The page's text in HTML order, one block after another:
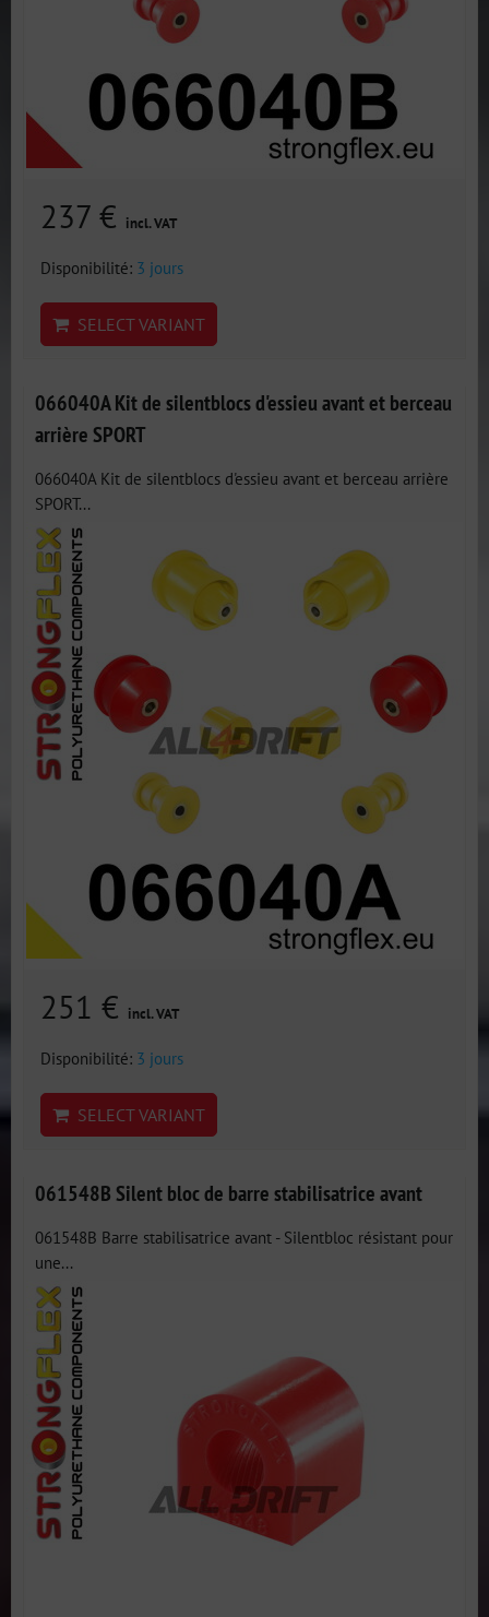
237 € incl. VAT
Disponibilité: 3 jours
SELECT VARIANT
066040A Kit de silentblocs d'essieu avant et berceau
arrière SPORT
066040A Kit de silentblocs d'essieu avant et berceau arrière
SPORT...
251 € incl. VAT
Disponibilité: 3 jours
SELECT VARIANT
061548B Silent bloc de barre stabilisatrice avant
061548B Barre stabilisatrice avant - Silentbloc résistant pour
une...